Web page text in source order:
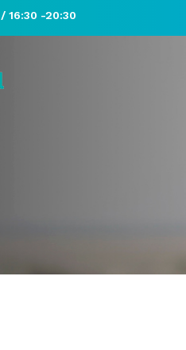
16:30 -20:30